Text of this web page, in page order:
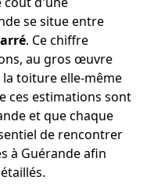
se situe entre
. Ce chiffre
au gros œuvre
toiture elle-même
ces estimations sont
et que chaque
de rencontrer
à Guérande afin